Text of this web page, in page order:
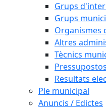
Grups
Grups
Organismes
Altres
Tècnics
Resultats
Ple municipal
Anuncis / Edictes